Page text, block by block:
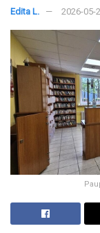
Edita L. 2026-05-